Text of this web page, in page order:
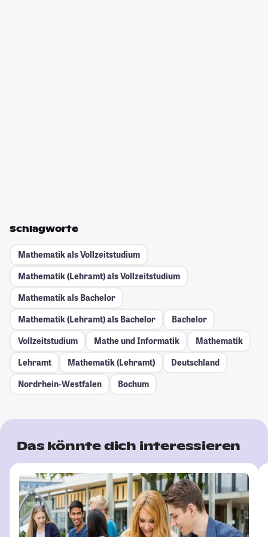
Schlagworte
Mathematik als Vollzeitstudium
Mathematik (Lehramt) als Vollzeitstudium
Mathematik als Bachelor
Mathematik (Lehramt) als Bachelor
Bachelor
Vollzeitstudium
Mathe und Informatik
Mathematik
Lehramt
Mathematik (Lehramt)
Deutschland
Nordrhein-Westfalen
Bochum
Das könnte dich interessieren